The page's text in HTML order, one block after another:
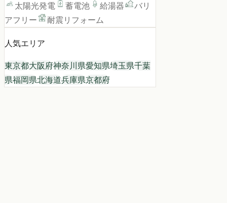
太陽光発電
蓄電池 給湯器
バリ
アフリー
耐震リフォーム
人気エリア
東京都大阪府神奈川県愛知県埼玉県千葉
県福岡県北海道兵庫県京都府